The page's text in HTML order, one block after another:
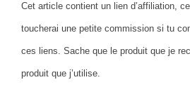
Cet article contient un lien d’affiliation,
toucherai une petite commission si tu
ces liens. Sache que le produit que je
produit que j’utilise.